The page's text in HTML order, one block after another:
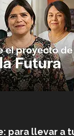
para llevar a